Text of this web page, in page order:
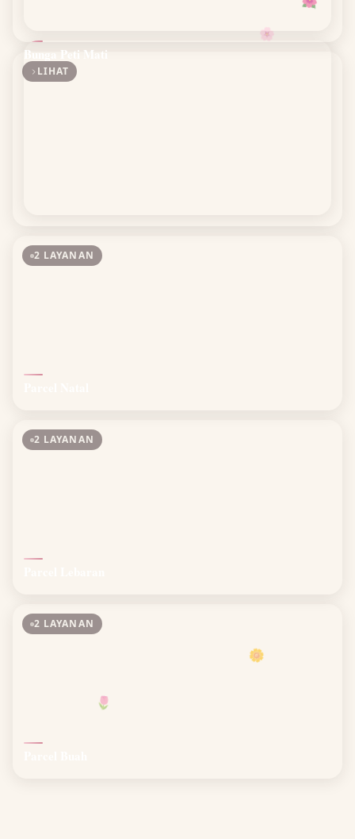
🌷
🌺
🌸
🌼
LIHAT
Bunga Peti Mati
2 LAYANAN
2 LAYANAN
2 LAYANAN